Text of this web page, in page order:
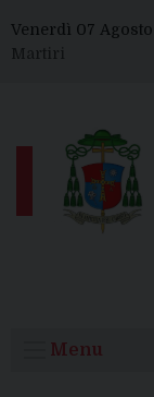
to
content
Venerdì 07
Martiri
Menu